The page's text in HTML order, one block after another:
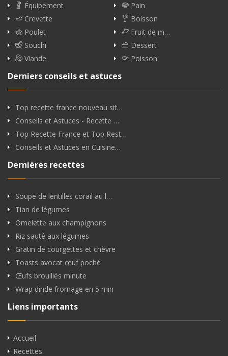
Équipement
Pain
Crevette
Boisson
Poulet
Fruit de m…
Souchi
Dessert
Viande
Poisson
Derniers conseils et astuces
Top recette france nouveau sit…
Conseils et Astuces - Recette …
Top Recette France et Top Rest…
Conseils et Astuces en Cuisine…
Dernières recettes
Soupe de lentilles corail au l…
Tian de légumes
Omelette aux champignons
Riz sauté aux légumes
Gratin de courgettes et chèvre
Toasts avocat œuf poché
Œufs brouillés minute
Wrap dinde fromage en 5 min
Liens importants
Accueil
Recettes